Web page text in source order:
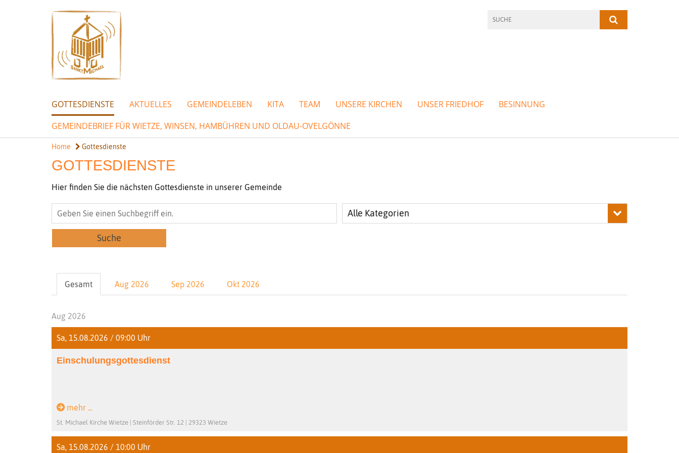
GOTTESDIENSTE AKTUELLES GEMEINDELEBEN KITA TEAM UNSERE KIRCHEN UNSER FRIEDHOF
BESINNUNG
GEMEINDEBRIEF FÜR WIETZE, WINSEN, HAMBÜHREN UND OLDAU-OVELGÖNNE
Home Gottesdienste
GOTTESDIENSTE
Hier finden Sie die nächsten Gottesdienste in unserer Gemeinde
Alle Kategorien
Suche
Gesamt Aug 2026 Sep 2026 Okt 2026
Aug 2026
Sa, 15.08.2026 / 09:00 Uhr
Einschulungsgottesdienst
mehr ...
St. Michael Kirche Wietze | Steinförder Str. 12 | 29323 Wietze
Sa, 15.08.2026 / 10:00 Uhr